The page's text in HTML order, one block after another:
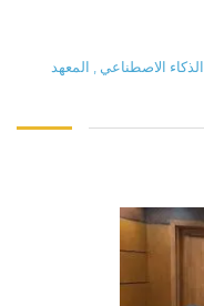
الذكاء الاصطناعي
المعهد